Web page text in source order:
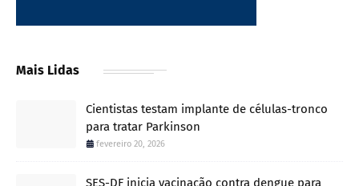
Mais Lidas
Cientistas testam implante de células-tronco
para tratar Parkinson
fevereiro 20, 2026
SES-DF inicia vacinação contra dengue para